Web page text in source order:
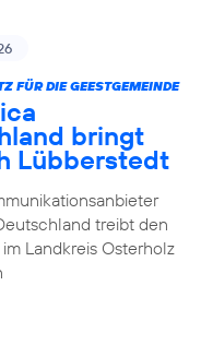
FÜR DIE GEESTGEMEINDE
bringt
Lübberstedt
treibt den
Landkreis Osterholz